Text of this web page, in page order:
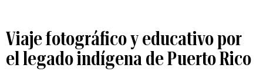
Viaje fotográfico y educativo por
el legado indígena de Puerto Rico